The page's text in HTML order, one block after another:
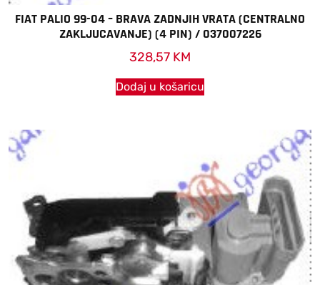
FIAT PALIO 99-04 – BRAVA ZADNJIH VRATA (CENTRALNO
ZAKLJUCAVANJE) (4 PIN) / 037007226
328,57 KM
Dodaj u košaricu